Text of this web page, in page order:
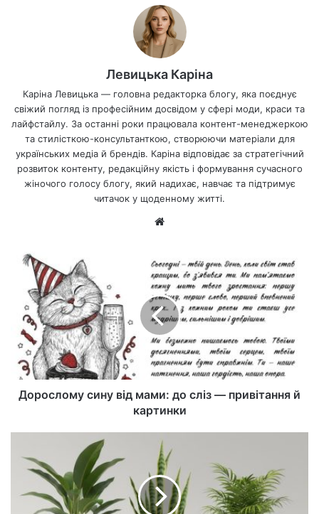
Левицька Каріна
Каріна Левицька — головна редакторка блогу, яка поєднує
свіжий погляд із професійним досвідом у сфері моди, краси та
лайфстайлу. За останні роки працювала контент-менеджеркою
та стилісткою-консультанткою, створюючи матеріали для
українських медіа й брендів. Каріна відповідає за стратегічний
розвиток контенту, редакційну якість і формування сучасного
жіночого голосу блогу, який надихає, навчає та підтримує
читачок у щоденному житті.
йт
Дорослому сину від мами: до сліз — привітання й
картинки